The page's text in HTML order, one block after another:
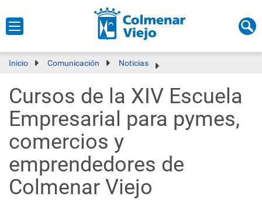
Inicio Comunicación Noticias
Cursos de la XIV Escuela
Empresarial para pymes,
comercios y
emprendedores de
Colmenar Viejo